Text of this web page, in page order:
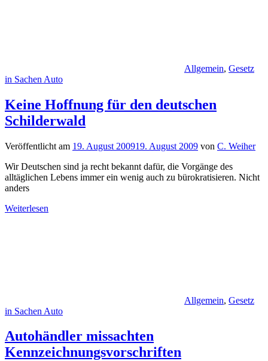
Allgemein, Gesetz
in Sachen Auto
Keine Hoffnung für den deutschen
Schilderwald
Veröffentlicht am 19. August 200919. August 2009 von C. Weiher
Wir Deutschen sind ja recht bekannt dafür, die Vorgänge des
alltäglichen Lebens immer ein wenig auch zu bürokratisieren. Nicht
anders
Weiterlesen
Allgemein, Gesetz
in Sachen Auto
Autohändler missachten
Kennzeichnungsvorschriften